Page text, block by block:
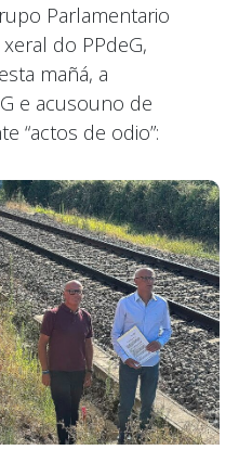
Parlamentario
do PPdeG,
mañá, a
e acusouno de
“actos de odio”: